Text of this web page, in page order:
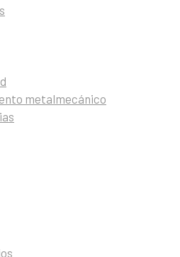
metalmecánico